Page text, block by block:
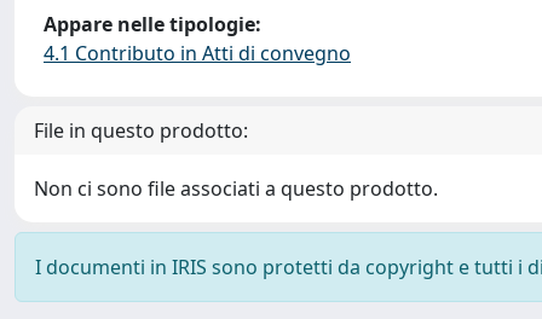
Appare nelle tipologie:
4.1 Contributo in Atti di convegno
File in questo prodotto:
Non ci sono file associati a questo prodotto.
I documenti in IRIS sono protetti da copyright e tutti i